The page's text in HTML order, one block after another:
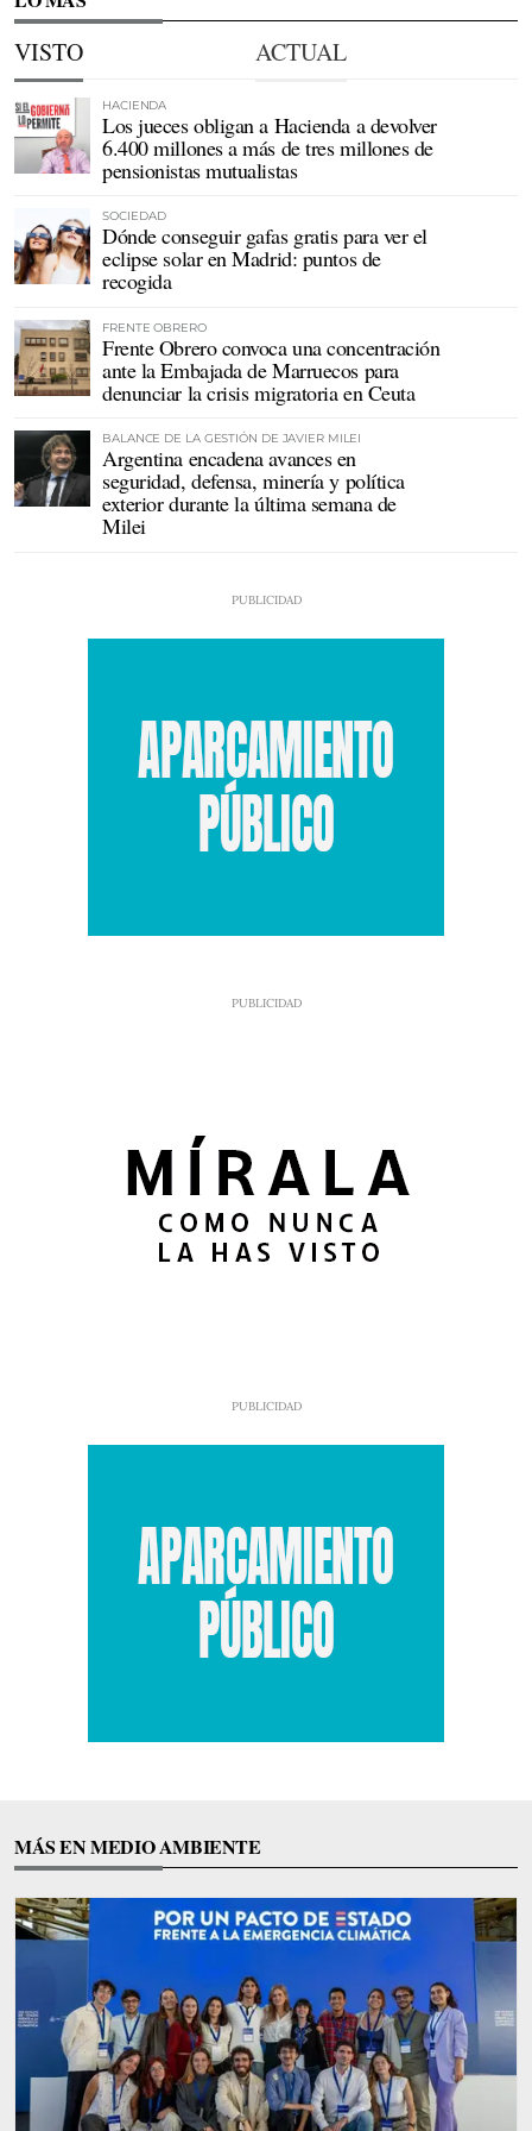
VISTO ACTUAL
HACIENDA
Los jueces obligan a Hacienda a devolver
6.400 millones a más de tres millones de
pensionistas mutualistas
SOCIEDAD
Dónde conseguir gafas gratis para ver el
eclipse solar en Madrid: puntos de
recogida
FRENTE OBRERO
Frente Obrero convoca una concentración
ante la Embajada de Marruecos para
denunciar la crisis migratoria en Ceuta
BALANCE DE LA GESTIÓN DE JAVIER MILEI
Argentina encadena avances en
seguridad, defensa, minería y política
exterior durante la última semana de
Milei
MÁS EN MEDIO AMBIENTE